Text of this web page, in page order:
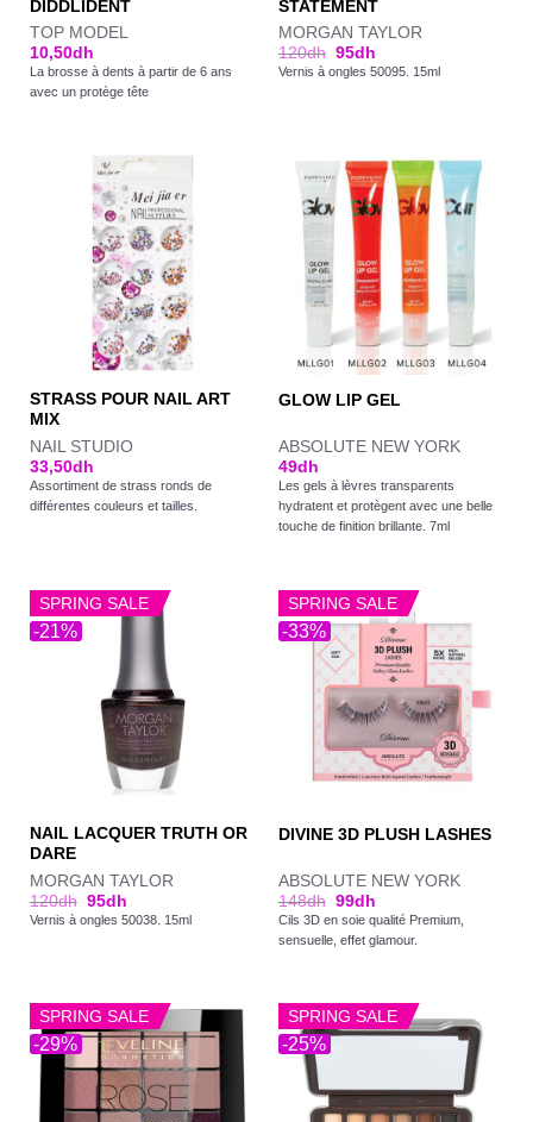
DIDDLIDENT
TOP MODEL
10,50dh
La brosse à dents à partir de 6 ans
avec un protège tête
STATEMENT
MORGAN TAYLOR
120dh 95dh
Vernis à ongles 50095. 15ml
STRASS POUR NAIL ART
MIX
NAIL STUDIO
33,50dh
Assortiment de strass ronds de
différentes couleurs et tailles.
GLOW LIP GEL
ABSOLUTE NEW YORK
49dh
Les gels à lèvres transparents
hydratent et protègent avec une belle
touche de finition brillante. 7ml
-21%
SPRING SALE
NAIL LACQUER TRUTH OR
DARE
MORGAN TAYLOR
120dh 95dh
Vernis à ongles 50038. 15ml
-33%
SPRING SALE
DIVINE 3D PLUSH LASHES
ABSOLUTE NEW YORK
148dh 99dh
Cils 3D en soie qualité Premium,
sensuelle, effet glamour.
-29%
SPRING SALE
-25%
SPRING SALE